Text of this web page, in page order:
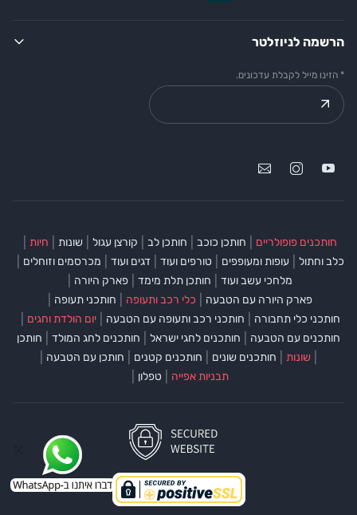
הרשמה לניוזלטר
* הזינו מייל לקבלת עדכונים.
חותכנים פופולריים חותכן כוכב חותכן לב קורצן עגול שונות חיות
כלב וחתול עופות ומעופפים טורפים ועוד דגים ועוד מכרסמים וזוחלים
מלחכי עשב ועוד חותכן תלת מימד פארק היורה
פארק היורה עם הטבעה כלי רכב ותעופה חותכני תעופה
חותכני כלי תחבורה חותכני רכב ותעופה עם הטבעה יום הולדת וחגים
חותכנים עם הטבעה חותכנים לחגי ישראל חותכנים לחג המולד חותכן
שונות חותכנים שונים חותכנים קטנים חותכן עם הטבעה
תבניות אפייה טפלון